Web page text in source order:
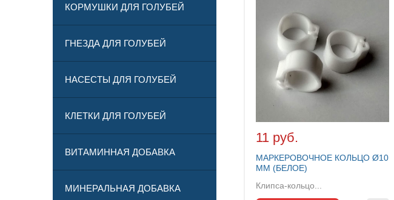
11 руб.
МАРКЕРОВОЧНОЕ КОЛЬЦО Ø10
ММ (БЕЛОЕ)
Клипса-кольцо...
КОРМУШКИ ДЛЯ ГОЛУБЕЙ
ГНЕЗДА ДЛЯ ГОЛУБЕЙ
НАСЕСТЫ ДЛЯ ГОЛУБЕЙ
КЛЕТКИ ДЛЯ ГОЛУБЕЙ
ВИТАМИННАЯ ДОБАВКА
МИНЕРАЛЬНАЯ ДОБАВКА